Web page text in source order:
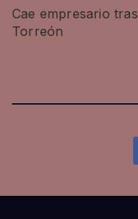
Cae empresario
Torreón